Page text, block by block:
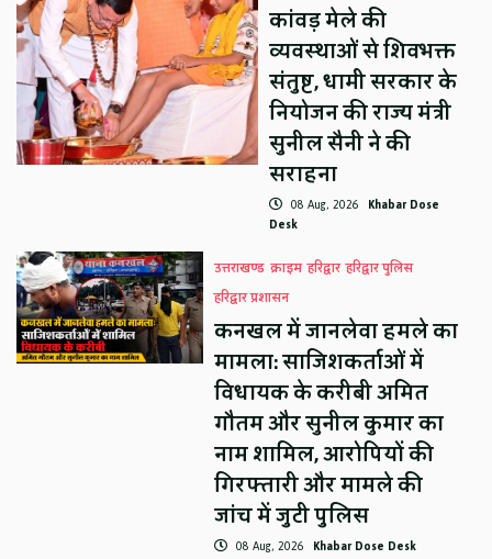
कांवड़ मेले की
व्यवस्थाओं से शिवभक्त
संतुष्ट, धामी सरकार के
नियोजन की राज्य मंत्री
सुनील सैनी ने की
सराहना
08 Aug, 2026 Khabar Dose
Desk
उत्तराखण्ड क्राइम हरिद्वार हरिद्वार पुलिस
हरिद्वार प्रशासन
कनखल में जानलेवा हमले का
मामला: साजिशकर्ताओं में
विधायक के करीबी अमित
गौतम और सुनील कुमार का
नाम शामिल, आरोपियों की
गिरफ्तारी और मामले की
जांच में जुटी पुलिस
08 Aug, 2026 Khabar Dose Desk